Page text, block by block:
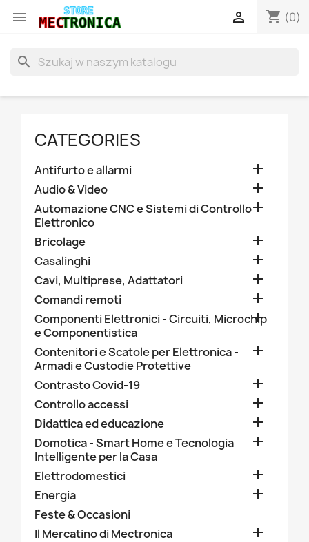
 shopping_cart (0)

search
CATEGORIES
Antifurto e allarmi 
Audio & Video 
Automazione CNC e Sistemi di Controllo
Elettronico

Bricolage 
Casalinghi 
Cavi, Multiprese, Adattatori 
Comandi remoti 
Componenti Elettronici - Circuiti, Microchip
e Componentistica

Contenitori e Scatole per Elettronica -
Armadi e Custodie Protettive

Contrasto Covid-19 
Controllo accessi 
Didattica ed educazione 
Domotica - Smart Home e Tecnologia
Intelligente per la Casa

Elettrodomestici 
Energia 
Feste & Occasioni
Il Mercatino di Mectronica
